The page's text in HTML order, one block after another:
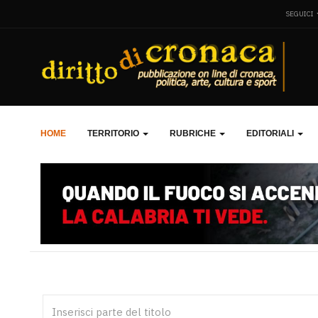
SEGUICI
HOME TERRITORIO RUBRICHE EDITORIALI